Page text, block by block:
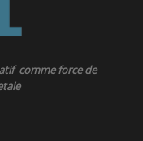
comme force de